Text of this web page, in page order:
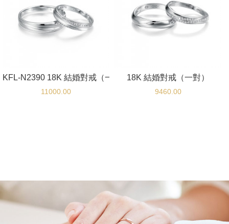
KFL-N2390 18K 結婚對戒（一對）
11000.00
18K 結婚對戒（一對）
9460.00